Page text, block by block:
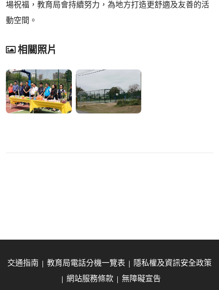
場祝福，教育局會持續努力，為地方打造更舒適及友善的活
動空間。
相關照片
交通指南 教育局電話分機一覽表
隱私權及資訊安全政策
網站服務條款
無障礙宣告